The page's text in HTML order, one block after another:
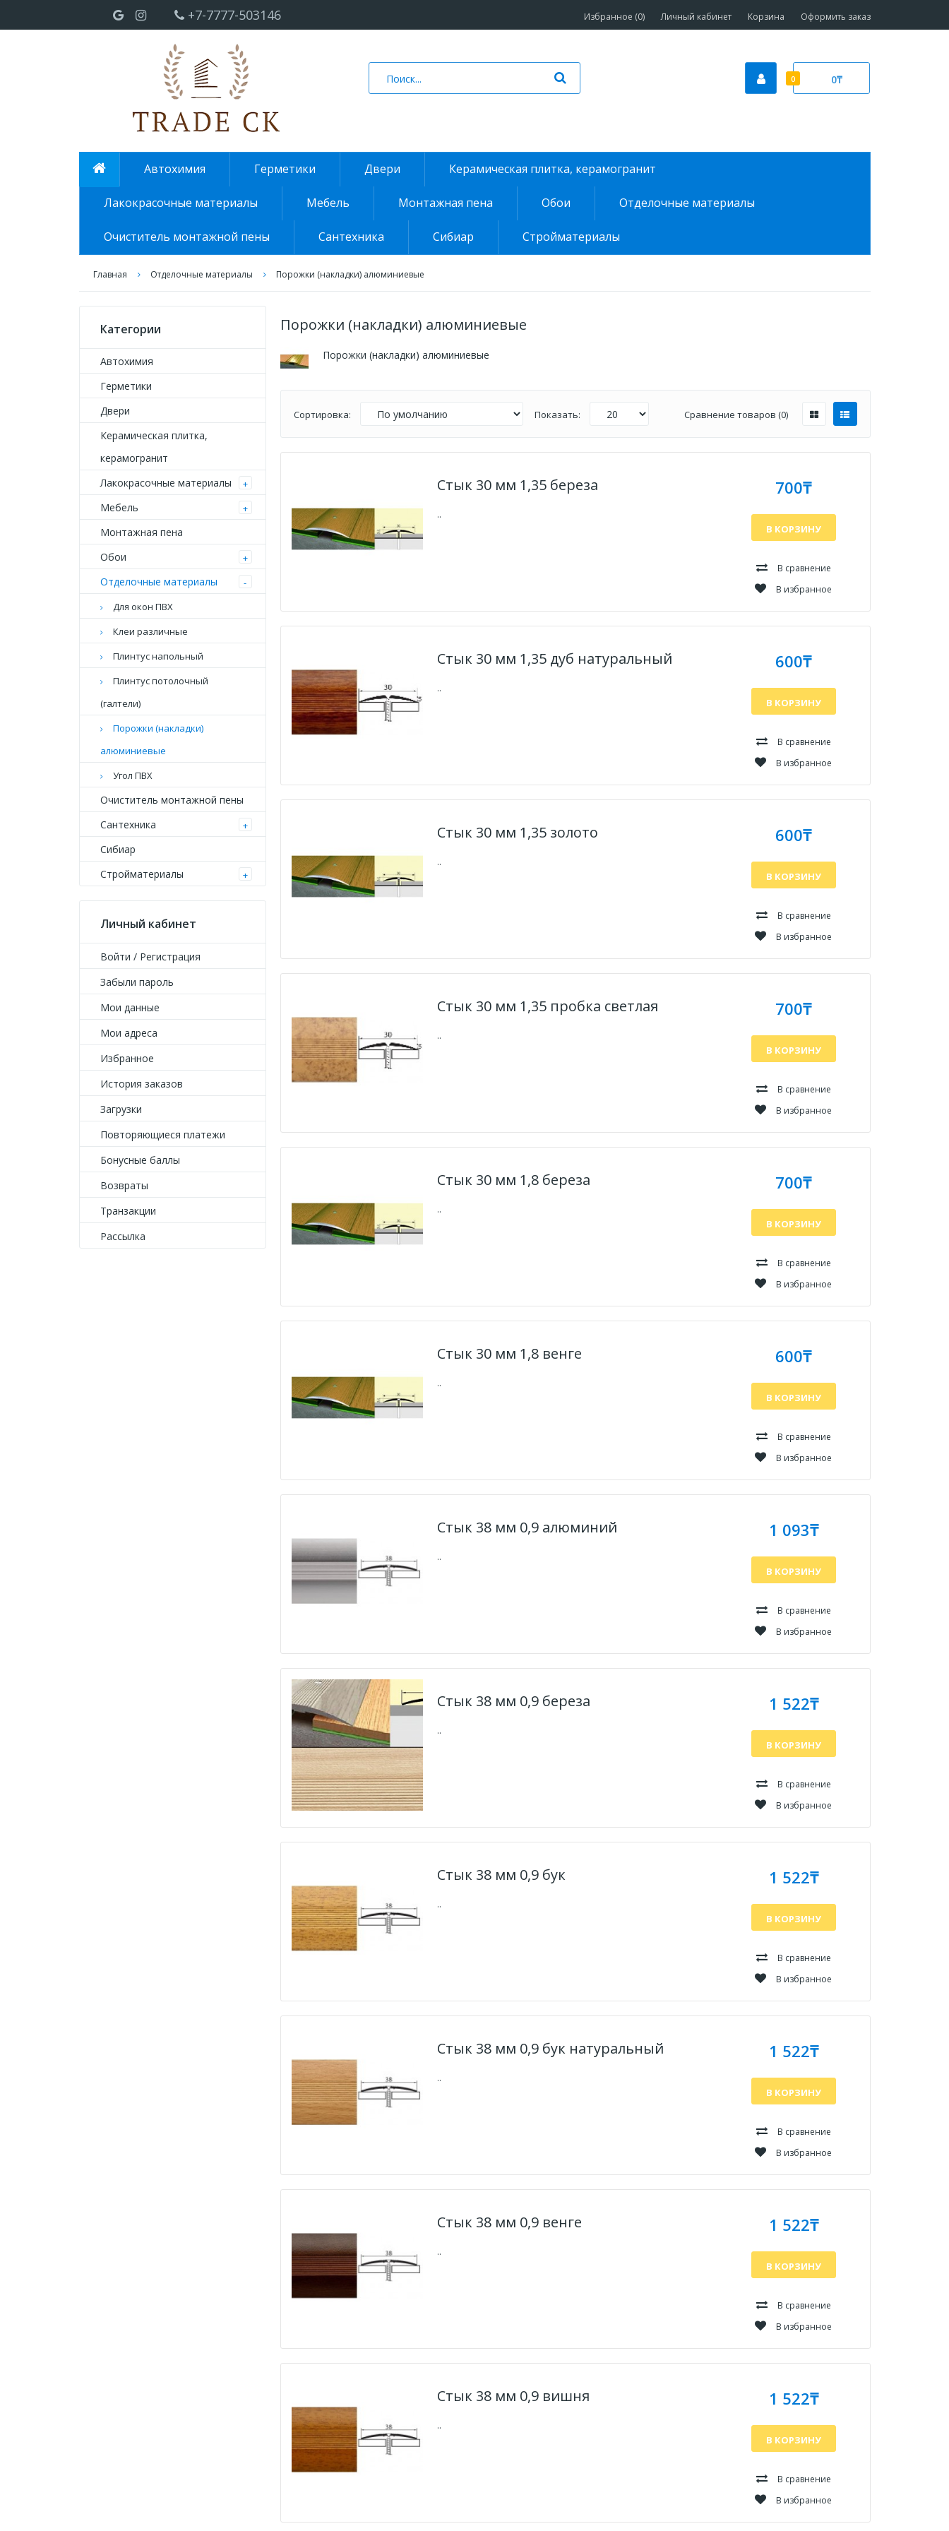
+7-7777-503146 Избранное (0) Личный кабинет Корзина Оформить заказ
0 0₸
Автохимия Герметики Двери Керамическая плитка, керамогранит
Лакокрасочные материалы Мебель Монтажная пена Обои Отделочные материалы
Очиститель монтажной пены Сантехника Сибиар Стройматериалы
Главная Отделочные материалы Порожки (накладки) алюминиевые
Категории
Автохимия
Герметики
Двери
Керамическая плитка,
керамогранит
Лакокрасочные материалы
+
Мебель +
Монтажная пена
Обои
+
Отделочные материалы
-
Для окон ПВХ
Клеи различные
Плинтус напольный
Плинтус потолочный
(галтели)
Порожки (накладки)
алюминиевые
Угол ПВХ
Очиститель монтажной пены
Сантехника
+
Сибиар
Стройматериалы
+
Личный кабинет
Войти / Регистрация
Забыли пароль
Мои данные
Мои адреса
Избранное
История заказов
Загрузки
Повторяющиеся платежи
Бонусные баллы
Возвраты
Транзакции
Рассылка
Порожки (накладки) алюминиевые
Порожки (накладки) алюминиевые
Сравнение товаров (0)
Сортировка: Показать:
Стык 30 мм 1,35 береза
..
700₸
В КОРЗИНУ
В сравнение
В избранное
Стык 30 мм 1,35 дуб натуральный
..
600₸
В КОРЗИНУ
В сравнение
В избранное
Стык 30 мм 1,35 золото
..
600₸
В КОРЗИНУ
В сравнение
В избранное
Стык 30 мм 1,35 пробка светлая
..
700₸
В КОРЗИНУ
В сравнение
В избранное
Стык 30 мм 1,8 береза
..
700₸
В КОРЗИНУ
В сравнение
В избранное
Стык 30 мм 1,8 венге
..
600₸
В КОРЗИНУ
В сравнение
В избранное
Стык 38 мм 0,9 алюминий
..
1 093₸
В КОРЗИНУ
В сравнение
В избранное
Стык 38 мм 0,9 береза
..
1 522₸
В КОРЗИНУ
В сравнение
В избранное
Стык 38 мм 0,9 бук
..
1 522₸
В КОРЗИНУ
В сравнение
В избранное
Стык 38 мм 0,9 бук натуральный
..
1 522₸
В КОРЗИНУ
В сравнение
В избранное
Стык 38 мм 0,9 венге
..
1 522₸
В КОРЗИНУ
В сравнение
В избранное
Стык 38 мм 0,9 вишня
..
1 522₸
В КОРЗИНУ
В сравнение
В избранное